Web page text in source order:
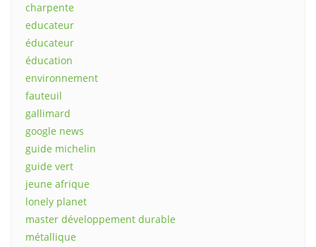
charpente
educateur
éducateur
éducation
environnement
fauteuil
gallimard
google news
guide michelin
guide vert
jeune afrique
lonely planet
master développement durable
métallique